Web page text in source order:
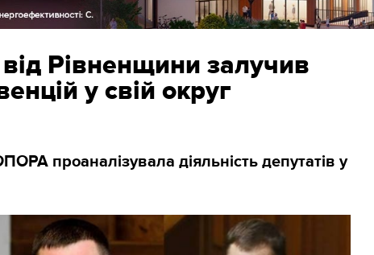
Рівненщини залучив
у свій округ
проаналізувала діяльність депутатів у